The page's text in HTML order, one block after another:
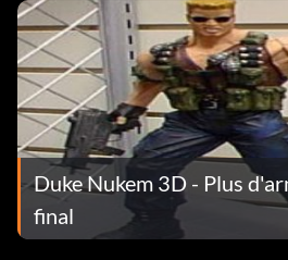
Duke Nukem 3D - Plus
final